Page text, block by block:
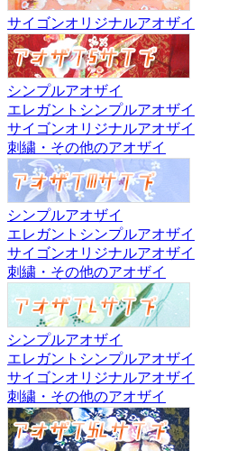
サイゴンオリジナルアオザイ
シンプルアオザイ
エレガントシンプルアオザイ
サイゴンオリジナルアオザイ
刺繍・その他のアオザイ
シンプルアオザイ
エレガントシンプルアオザイ
サイゴンオリジナルアオザイ
刺繍・その他のアオザイ
シンプルアオザイ
エレガントシンプルアオザイ
サイゴンオリジナルアオザイ
刺繍・その他のアオザイ